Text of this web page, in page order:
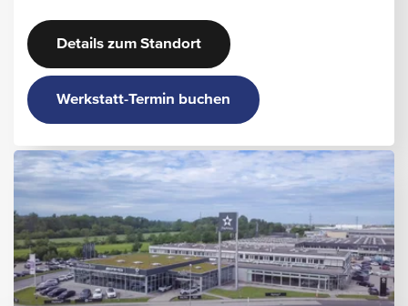
Details zum Standort
Werkstatt-Termin buchen